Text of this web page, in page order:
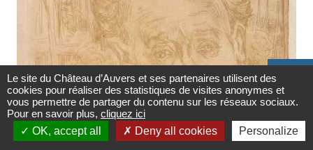
Contact

Newsletter
CHÂTEAU
28/05/2020
Le site du Château d’Auvers et ses partenaires utilisent des
cookies pour réaliser des statistiques de visites anonymes et
vous permettre de partager du contenu sur les réseaux sociaux.
Pour en savoir plus, cliquez ici
OK, accept all
Deny all cookies Personalize